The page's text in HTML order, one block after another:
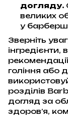
догляду.
великих
у
Зверніть
інгредієнти,
гоління або
розділів
догляд за
здоров’я,